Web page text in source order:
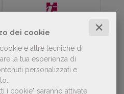
dei cookie ✕
e altre tecniche di
la tua esperienza di
personalizzati e
i cookie" saranno attivate
confermata presidente